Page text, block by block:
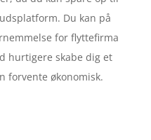
Du kan på
for flyttefirma
hurtigere skabe dig et
forvente økonomisk.